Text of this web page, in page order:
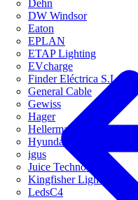
Dehn
DW Windsor
Eaton
EPLAN
ETAP Lighting
EVcharge
Finder Eléctrica S.L.U
General Cable
Gewiss
Hager
HellermannTyton
Hyundai Electric
igus
Juice Technology
Kingfisher Lighting
LedsC4